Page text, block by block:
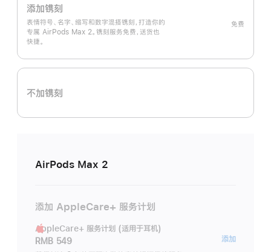
添加镌刻
表情符号、名字、缩写和数字混搭镌刻，打造你的
专属 AirPods Max 2。镌刻服务免费，送货也
快捷。
免费
不加镌刻
AirPods Max 2
添加 AppleCare+ 服务计划
AppleCare+ 服务计划 (适用于耳机)
RMB 549
添加